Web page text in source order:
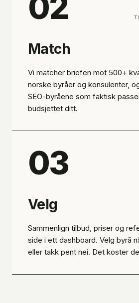
Match
Vi matcher briefen mot 500+
norske byråer og konsulenter,
SEO-byråene som faktisk
budsjettet ditt.
03
Velg
Sammenlign tilbud, priser og
side i ett dashboard. Velg byrå
eller takk pent nei. Det koster